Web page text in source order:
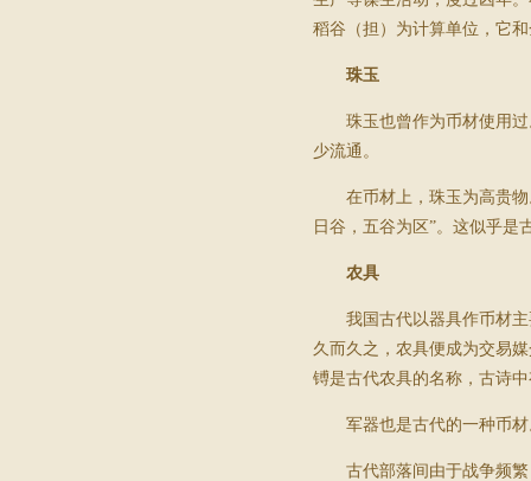
稻谷（担）为计算单位，它
珠玉
珠玉也曾作为币材使用
少流通。
在币材上，珠玉为高贵
日谷，五谷为区”。这似乎是
农具
我国古代以器具作币材
久而久之，农具便成为交易
镈是古代农具的名称，古诗中
军器也是古代的一种币
古代部落间由于战争频